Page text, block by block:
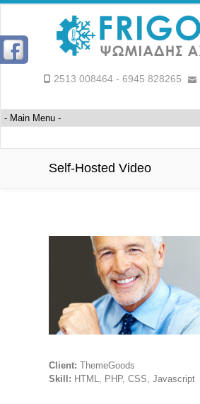
2513 008464 - 6945 828265
Self-Hosted Video
Client: ThemeGoods
Skill: HTML, PHP, CSS, Javascript